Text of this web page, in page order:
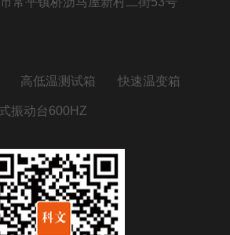
高低温测试箱 快速温变箱
振动台600HZ